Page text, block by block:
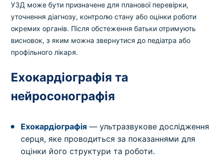
УЗД може бути призначене для планової перевірки,
уточнення діагнозу, контролю стану або оцінки роботи
окремих органів. Після обстеження батьки отримують
висновок, з яким можна звернутися до педіатра або
профільного лікаря.
Ехокардіографія та
нейросонографія
Ехокардіографія — ультразвукове дослідження
серця, яке проводиться за показаннями для
оцінки його структури та роботи.